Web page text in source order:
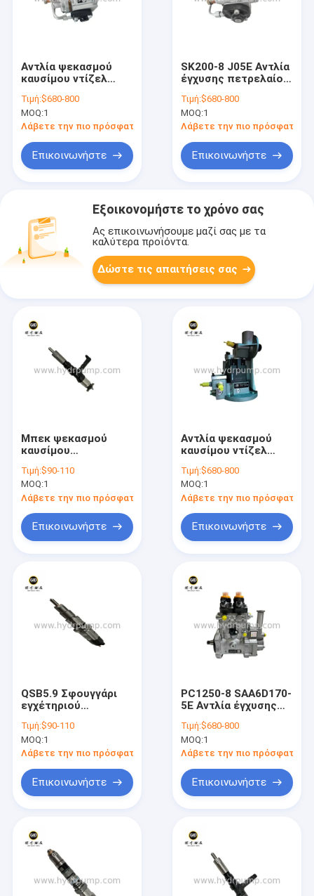
Προϊόντα
Βίντεο
Αντλία ψεκασμού
καυσίμου ντίζελ
σύστημα καυσίμου
κινητήρα ντίζελ
βαρέως τύπου σε
κατασκευών
Τιμή:$680-800
MOQ:1
Λάβετε την πιο πρόσφατη τιμή
Επικοινωνήστε
SK200-8 J05E Αντλία
έγχυσης πετρελαίου
πετρελαίου
Τιμή:$680-800
MOQ:1
Λάβετε την πιο πρόσφατη
Επικοινωνήστε
Εξοικονομήστε το χρόνο σας
Ας επικοινωνήσουμε μαζί σας με τα
καλύτερα προϊόντα.
Δώστε τις απαιτήσεις σας
Μπεκ ψεκασμού
καυσίμου
6D170 6280 για
κινητήρα ντίζελ
Τιμή:$90-110
MOQ:1
Λάβετε την πιο πρόσφατη τιμή
Επικοινωνήστε
Αντλία ψεκασμού
καυσίμου ντίζελ
τύπου κινητήρες
ντίζελ, σύστημα
καυσίμου σε
κατασκευαστικά και
βιομηχανικά
μηχανήματα
Τιμή:$680-800
MOQ:1
Λάβετε την πιο πρόσφατη
Επικοινωνήστε
QSB5.9 Σφουγγάρι
εγχέτηριού
για βαρέους
κινητήρες ντίζελ
που
κατασκευαστικά και
βιομηχανικά
Τιμή:$90-110
MOQ:1
Λάβετε την πιο πρόσφατη τιμή
Επικοινωνήστε
PC1250-8 SAA6D170-
5E Αντλία έγχυσης
για βαρύ σύστημα
καυσίμου κινητήρα
ντίζελ
Τιμή:$680-800
MOQ:1
Λάβετε την πιο πρόσφατη
Επικοινωνήστε